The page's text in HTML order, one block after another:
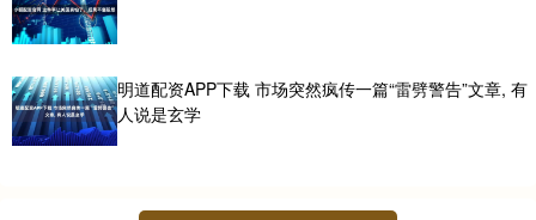
明道配资APP下载 市场突然疯传一篇“雷劈警告”文章, 有
人说是玄学